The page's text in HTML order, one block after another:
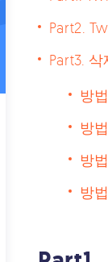
Part2.
Part3.
방
방
방
방